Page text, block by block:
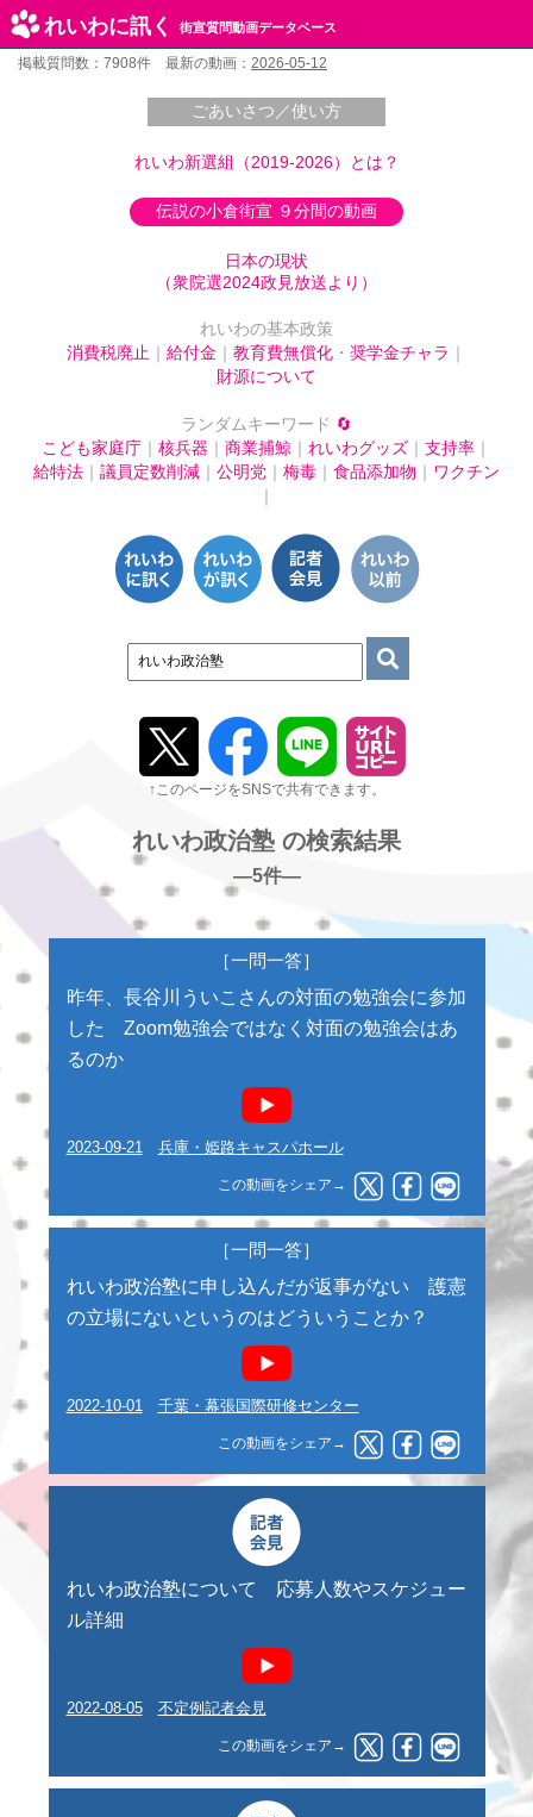
れいわに訊く 街宣質問動画データベース
掲載質問数：7908件 最新の動画： 2026-05-12
ごあいさつ／使い方
れいわ新選組（2019-2026）とは？
伝説の小倉街宣 ９分間の動画
日本の現状
（衆院選2024政見放送より）
れいわの基本政策
消費税廃止
給付金 教育費無償化 ・ 奨学金チャラ
財源について
ランダムキーワード 🔄
こども家庭庁
核兵器 商業捕鯨 れいわグッズ 支持率
給特法
議員定数削減 公明党 梅毒 食品添加物
ワクチン
↑このページをSNSで共有できます。
れいわ政治塾 の検索結果
―5件―
［一問一答］
昨年、長谷川ういこさんの対面の勉強会に参加
した Zoom勉強会ではなく対面の勉強会はあ
るのか
2023-09-21 兵庫・姫路キャスパホール
この動画をシェア→
［一問一答］
れいわ政治塾に申し込んだが返事がない 護憲
の立場にないというのはどういうことか？
2022-10-01 千葉・幕張国際研修センター
この動画をシェア→
れいわ政治塾について 応募人数やスケジュー
ル詳細
2022-08-05 不定例記者会見
この動画をシェア→